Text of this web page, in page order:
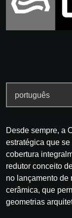
Desde sempre, a
estratégica que
cobertura
redutor conceito
no lançamento de
cerâmica, que
geometrias